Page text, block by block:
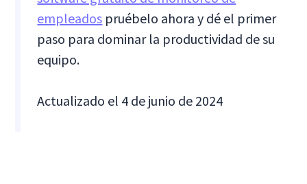
empleados pruébelo ahora y dé el primer
paso para dominar la productividad de su
equipo.
Actualizado el 4 de junio de 2024